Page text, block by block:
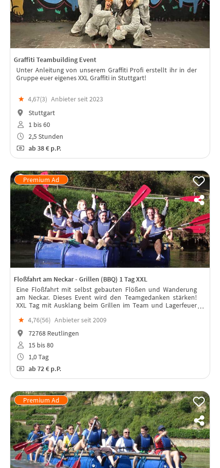
Graffiti Teambuilding Event
Unter Anleitung von unserem Graffiti Profi erstellt ihr in der
Gruppe euer eigenes XXL Graffiti in Stuttgart!
★ 4,67(3) Anbieter seit 2023
Stuttgart
1 bis 60
2,5 Stunden
ab38 € p.P.
Floßfahrt am Neckar - Grillen (BBQ) 1 Tag XXL
Eine Floßfahrt mit selbst gebauten Flößen und Wanderung
am Neckar. Dieses Event wird den Teamgedanken stärken!
XXL Tag mit Ausklang beim Grillen im Team und Lagerfeuer
0513504
★ 4,76(56) Anbieter seit 2009
72768 Reutlingen
15 bis 80
1,0 Tag
ab72 € p.P.